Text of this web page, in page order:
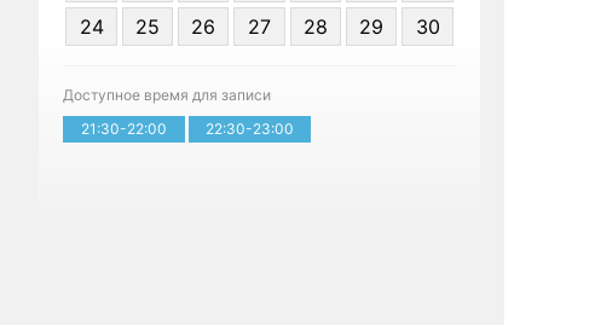
24
25 26 27 28 29 30
Доступное время для записи
21:30-22:00
22:30-23:00